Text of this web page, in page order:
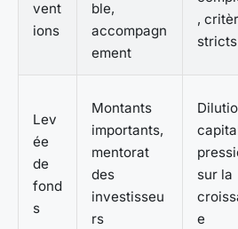
vent
ions
ble,
accompagn
ement
,
stricts
Lev
ée
de
fond
s
Montants
importants,
mentorat
des
investisseu
rs
sur la
e